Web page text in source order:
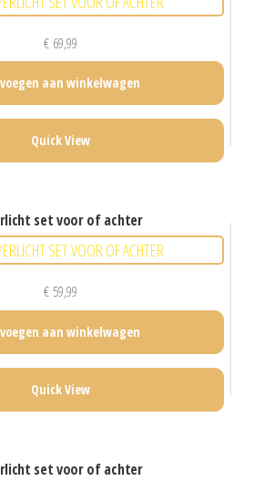
€69,99
aan winkelwagen
Quick View
set voor of achter
€59,99
aan winkelwagen
Quick View
set voor of achter